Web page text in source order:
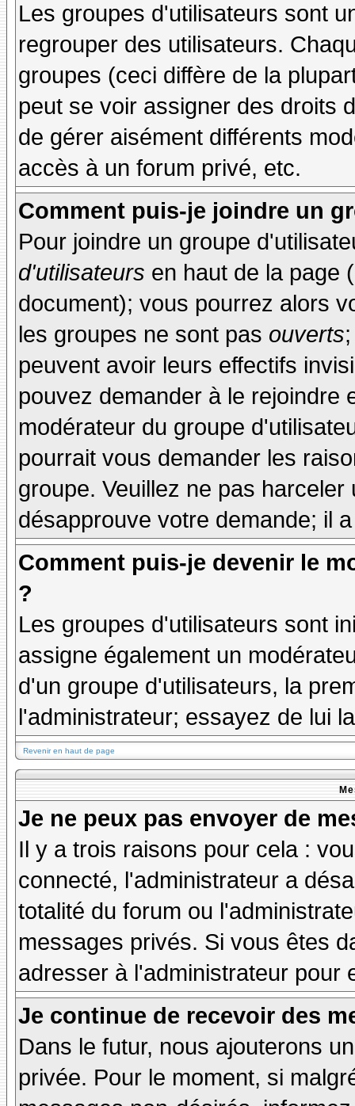
Les groupes d'utilisateurs sont
regrouper des utilisateurs.
groupes (ceci diffère de la
peut se voir assigner des droits
de gérer aisément différents
accès à un forum privé, etc.
Comment puis-je joindre un
Pour joindre un groupe
d'utilisateurs en haut de la page
document); vous pourrez alors
les groupes ne sont pas ouverts
peuvent avoir leurs effectifs
pouvez demander à le rejoindre
modérateur du groupe
pourrait vous demander les
groupe. Veuillez ne pas
désapprouve votre demande; il
Comment puis-je devenir le
?
Les groupes d'utilisateurs sont
assigne également un
d'un groupe d'utilisateurs, la
l'administrateur; essayez de lui
Revenir en haut de page
Je ne peux pas envoyer de
Il y a trois raisons pour cela :
connecté, l'administrateur a
totalité du forum ou
messages privés. Si vous êtes
adresser à l'administrateur pour
Je continue de recevoir des
Dans le futur, nous ajouterons
privée. Pour le moment, si